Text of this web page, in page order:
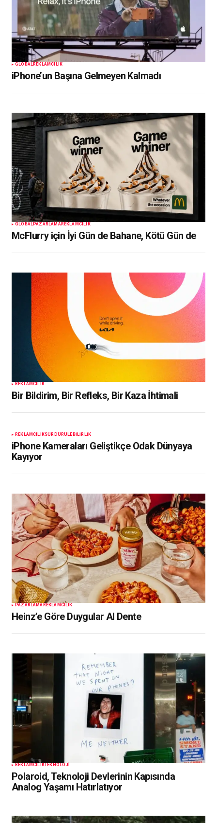
GLOBAL REKLAMCILIK
iPhone’un Başına Gelmeyen Kalmadı
GLOBAL PAZARLAMAREKLAMCILIK
McFlurry için İyi Gün de Bahane, Kötü Gün de
REKLAMCILIK
Bir Bildirim, Bir Refleks, Bir Kaza İhtimali
REKLAMCILIKSÜRDÜRÜLEBILIRLIK
iPhone Kameraları Geliştikçe Odak Dünyaya
Kayıyor
PAZARLAMA REKLAMCILIK
Heinz’e Göre Duygular Al Dente
REKLAMCILIKTEKNOLOJI
Polaroid, Teknoloji Devlerinin Kapısında
Analog Yaşamı Hatırlatıyor